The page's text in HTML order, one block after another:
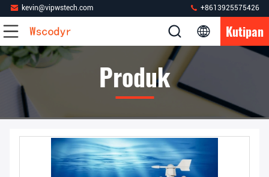
kevin@vipwstech.com +8613925575426
Kutipan
Produk